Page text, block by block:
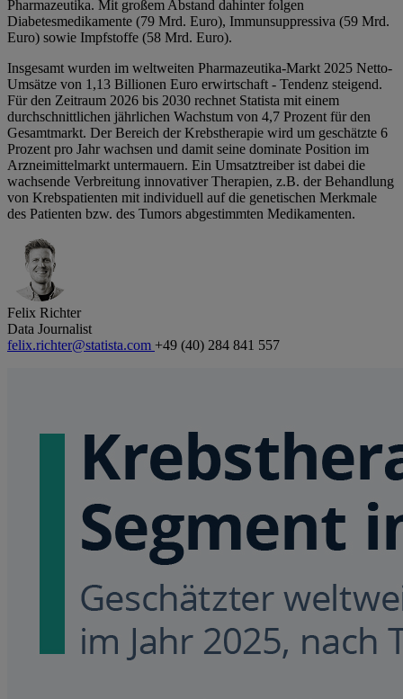
Pharmazeutika. Mit großem Abstand dahinter folgen
Diabetesmedikamente (79 Mrd. Euro), Immunsuppressiva (59 Mrd.
Euro) sowie Impfstoffe (58 Mrd. Euro).
Insgesamt wurden im weltweiten Pharmazeutika-Markt 2025 Netto-
Umsätze von 1,13 Billionen Euro erwirtschaft - Tendenz steigend.
Für den Zeitraum 2026 bis 2030 rechnet Statista mit einem
durchschnittlichen jährlichen Wachstum von 4,7 Prozent für den
Gesamtmarkt. Der Bereich der Krebstherapie wird um geschätzte 6
Prozent pro Jahr wachsen und damit seine dominate Position im
Arzneimittelmarkt untermauern. Ein Umsatztreiber ist dabei die
wachsende Verbreitung innovativer Therapien, z.B. der Behandlung
von Krebspatienten mit individuell auf die genetischen Merkmale
des Patienten bzw. des Tumors abgestimmten Medikamenten.
Felix Richter
Data Journalist
felix.richter@statista.com +49 (40) 284 841 557